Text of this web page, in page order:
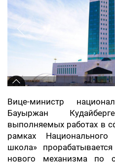
Вице-министр
Бауыржан
выполняемых работах в
рамках
школа»
нового механизма по